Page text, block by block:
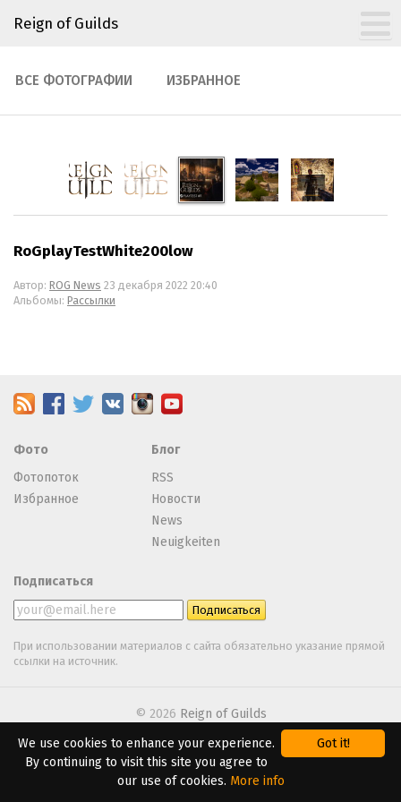
Reign of Guilds
ВСЕ ФОТОГРАФИИ ИЗБРАННОЕ
RoGplayTestWhite200low
Автор: ROG News 23 декабря 2022 20:40
Альбомы: Рассылки
Фото
Фотопоток
Избранное
Блог
RSS
Новости
News
Neuigkeiten
Подписаться
При использовании материалов с сайта обязательно указание прямой
ссылки на источник.
© 2026 Reign of Guilds
We are usingWebasyst Got it!
We use cookies to enhance your experience.
By continuing to visit this site you agree to
our use of cookies. More info